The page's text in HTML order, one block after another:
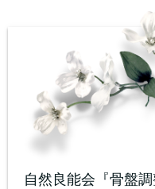
自然良能会『骨盤